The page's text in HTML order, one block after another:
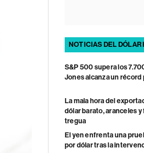
NOTICIAS DEL DÓLAR
S&P 500 supera los
Jones alcanza un récord
La mala hora del
dólar barato, aranceles
tregua
El yen enfrenta una
por dólar tras la